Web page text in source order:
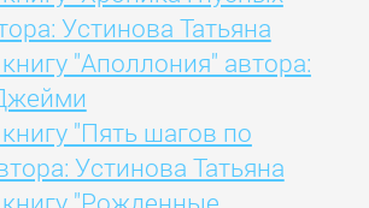
Устинова Татьяна
"Аполлония" автора:
"Пять шагов по
Устинова Татьяна